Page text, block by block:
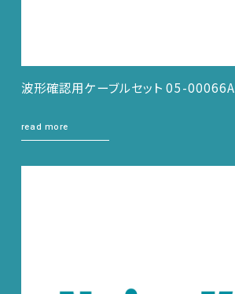
波形確認用ケーブルセット 05-00066A
read more